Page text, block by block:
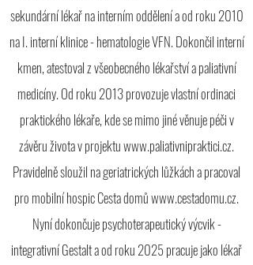
sekundární lékař na interním oddělení a od roku 2010
na I. interní klinice - hematologie VFN. Dokončil interní
kmen, atestoval z všeobecného lékařství a paliativní
medicíny. Od roku 2013 provozuje vlastní ordinaci
praktického lékaře, kde se mimo jiné věnuje péči v
závěru života v projektuwww.paliativnipraktici.cz.
Pravidelně sloužil na geriatrických lůžkách a pracoval
pro mobilní hospic Cesta domůwww.cestadomu.cz.
Nyní dokončuje psychoterapeutický výcvik -
integrativní Gestalt a od roku 2025 pracuje jako lékař